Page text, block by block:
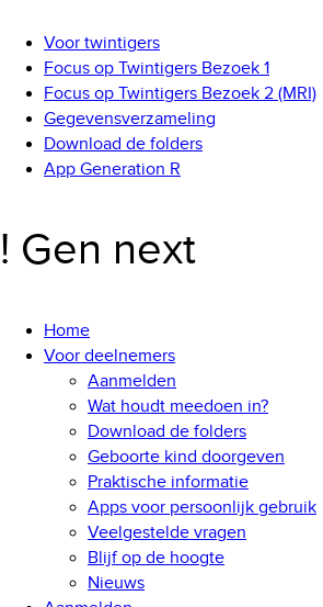
Voor twintigers
Focus op Twintigers Bezoek 1
Focus op Twintigers Bezoek 2 (MRI)
Gegevensverzameling
Download de folders
App Generation R
! Gen next
Home
Voor deelnemers
Aanmelden
Wat houdt meedoen in?
Download de folders
Geboorte kind doorgeven
Praktische informatie
Apps voor persoonlijk gebruik
Veelgestelde vragen
Blijf op de hoogte
Nieuws